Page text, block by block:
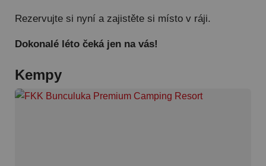
Rezervujte si nyní a zajistěte si místo v ráji.
Dokonalé léto čeká jen na vás!
Kempy